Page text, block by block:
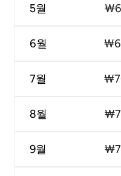
5월
6월
7월
8월
9월